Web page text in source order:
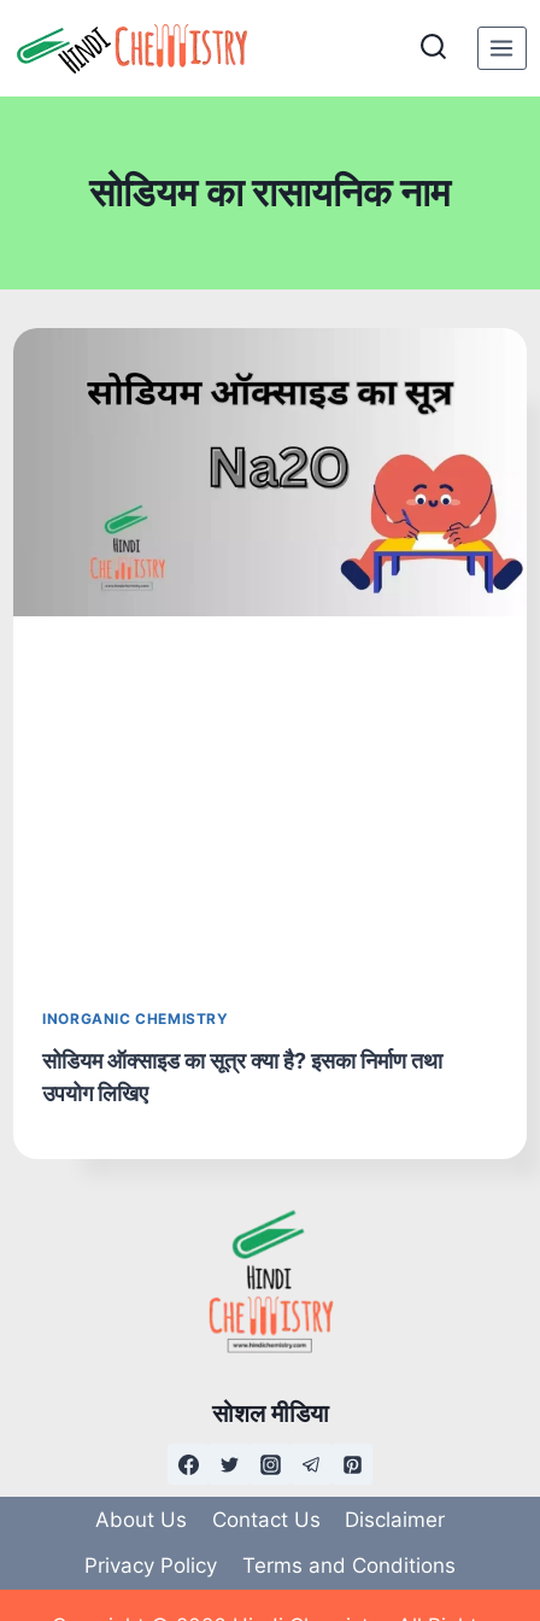
to
सोडियम का रासायनिक नाम
INORGANIC CHEMISTRY
सोडियम ऑक्साइड का सूत्र क्या है? इसका निर्माण तथा
उपयोग लिखिए
सोशल मीडिया
About Us Contact Us
Disclaimer
Privacy Policy
Terms and Conditions